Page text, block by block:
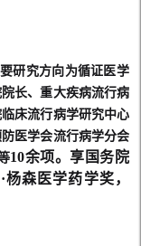
研究⽅向为循证医学
⻓、重⼤疾病流⾏病
床流⾏病学研究中⼼
医学会流⾏病学分会
10余项。享国务院
森医学药学奖，